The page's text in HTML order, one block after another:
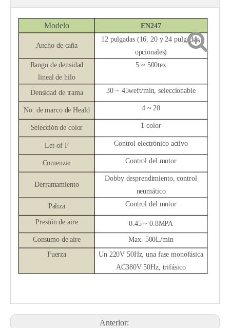
Modelo EN247
Ancho de caña
12 pulgadas (16, 20 y 24 pulgadas,
opcionales)
Rango de densidad
lineal de hilo
5 ~ 500tex
Densidad de trama 30 ~ 45weft/min, seleccionable
No. de marco de Heald 4 ~ 20
Selección de color 1color
Let-ofF Control electrónico activo
Comenzar Controldel motor
Derramamiento
Dobby desprendimiento, control
neumático
Paliza Control del motor
Presión de aire 0.45 ~ 0.8MPA
Consumo de aire Max. 500L/min
Fuerza
Un 220V 50Hz, una fase monofásica
AC380V 50Hz, trifásico
Anterior: